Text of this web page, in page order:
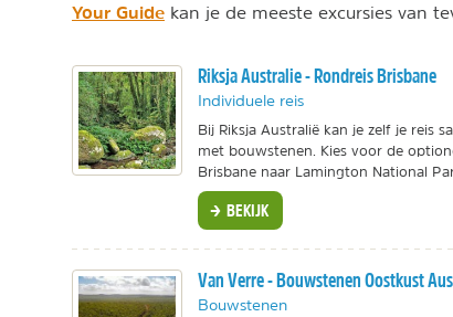
Your Guide kan je de meeste excursies van
Riksja Australie - Rondreis Brisbane
Individuele reis
Bij Riksja Australië kan je zelf je reis
met bouwstenen. Kies voor de
Brisbane naar Lamington National
BEKIJK
Van Verre - Bouwstenen Oostkust
Bouwstenen